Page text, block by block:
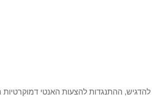
להדגיש, ההתנגדות להצעות האנטי